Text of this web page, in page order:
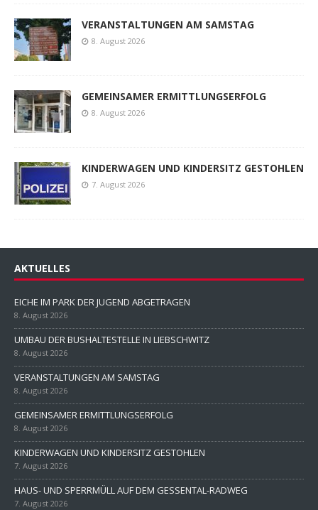
VERANSTALTUNGEN AM SAMSTAG
8. August 2026
GEMEINSAMER ERMITTLUNGSERFOLG
8. August 2026
KINDERWAGEN UND KINDERSITZ GESTOHLEN
7. August 2026
AKTUELLES
EICHE IM PARK DER JUGEND ABGETRAGEN
8. August 2026
UMBAU DER BUSHALTESTELLE IN LIEBSCHWITZ
8. August 2026
VERANSTALTUNGEN AM SAMSTAG
8. August 2026
GEMEINSAMER ERMITTLUNGSERFOLG
8. August 2026
KINDERWAGEN UND KINDERSITZ GESTOHLEN
7. August 2026
HAUS- UND SPERRMÜLL AUF DEM GESSENTAL-RADWEG
7. August 2026